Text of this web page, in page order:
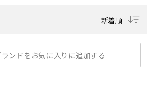
新着順
ランドをお気に入りに追加する